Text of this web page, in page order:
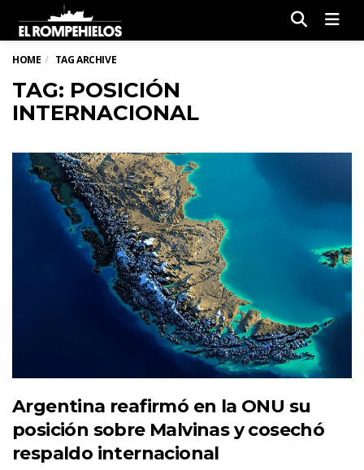
HOME TAG ARCHIVE
TAG: POSICIÓN
INTERNACIONAL
Argentina reafirmó en la ONU su
posición sobre Malvinas y cosechó
respaldo internacional